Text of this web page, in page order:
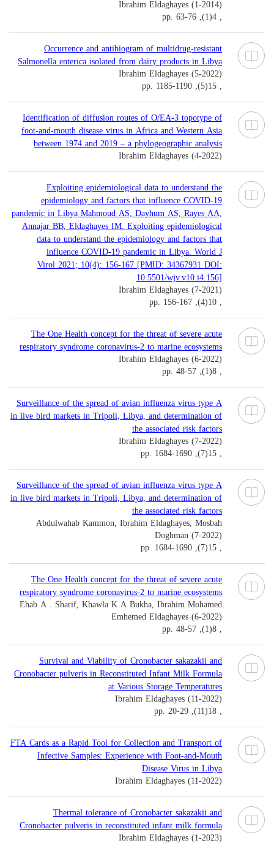
Ibrahim Eldaghayes (1-2014)
, 4(1), pp. 63-76
Occurrence and antibiogram of multidrug-resistant
Salmonella enterica isolated from dairy products in Libya
Ibrahim Eldaghayes (5-2022)
, 15(5), pp. 1185-1190
Identification of diffusion routes of O/EA-3 topotype of
foot-and-mouth disease virus in Africa and Western Asia
between 1974 and 2019 – a phylogeographic analysis
Ibrahim Eldaghayes (4-2022)
Exploiting epidemiological data to understand the
epidemiology and factors that influence COVID-19
pandemic in Libya Mahmoud AS, Dayhum AS, Rayes AA,
Annajar BB, Eldaghayes IM. Exploiting epidemiological
data to understand the epidemiology and factors that
influence COVID-19 pandemic in Libya. World J
Virol 2021; 10(4): 156-167 [PMID: 34367931 DOI:
10.5501/wjv.v10.i4.156]
Ibrahim Eldaghayes (7-2021)
, 10(4), pp. 156-167
The One Health concept for the threat of severe acute
respiratory syndrome coronavirus-2 to marine ecosystems
Ibrahim Eldaghayes (6-2022)
, 8(1), pp. 48-57
Surveillance of the spread of avian influenza virus type A
in live bird markets in Tripoli, Libya, and determination of
the associated risk factors
Ibrahim Eldaghayes (7-2022)
, 15(7), pp. 1684-1690
Surveillance of the spread of avian influenza virus type A
in live bird markets in Tripoli, Libya, and determination of
the associated risk factors
Abdulwahab Kammon, Ibrahim Eldaghayes, Mosbah
Doghman (7-2022)
, 15(7), pp. 1684-1690
The One Health concept for the threat of severe acute
respiratory syndrome coronavirus-2 to marine ecosystems
Ehab A . Sharif, Khawla K A Bukha, Ibrahim Mohamed
Emhemed Eldaghayes (6-2022)
, 8(1), pp. 48-57
Survival and Viability of Cronobacter sakazakii and
Cronobacter pulveris in Reconstituted Infant Milk Formula
at Various Storage Temperatures
Ibrahim Eldaghayes (11-2022)
, 18(11), pp. 20-29
FTA Cards as a Rapid Tool for Collection and Transport of
Infective Samples: Experience with Foot-and-Mouth
Disease Virus in Libya
Ibrahim Eldaghayes (11-2022)
Thermal tolerance of Cronobacter sakazakii and
Cronobacter pulveris in reconstituted infant milk formula
Ibrahim Eldaghayes (1-2023)